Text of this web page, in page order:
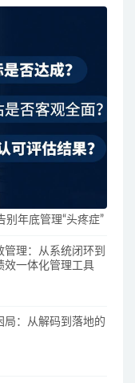
年底管理“头疼症”
理：从系统闭环到
效一体化管理工具
局：从解码到落地的